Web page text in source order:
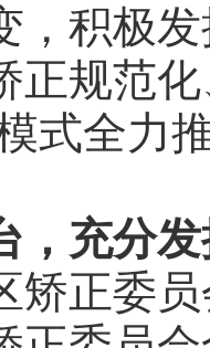
，积极
正规范
式全力
，充分
正委员